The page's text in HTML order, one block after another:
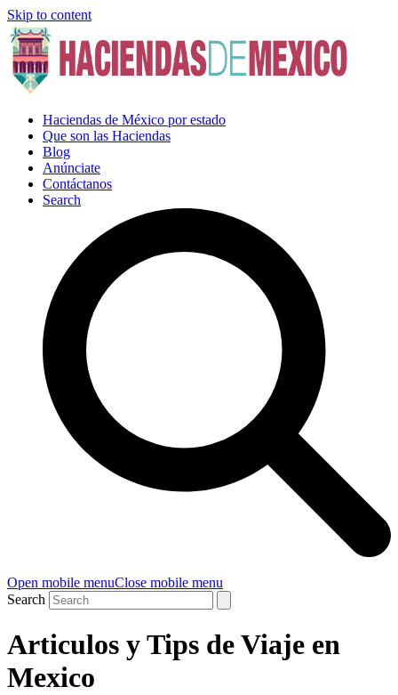
Skip to content
Haciendas de México por estado
Que son las Haciendas
Blog
Anúnciate
Contáctanos
Search
Open mobile menuClose mobile menu
Search
Articulos y Tips de Viaje en
Mexico